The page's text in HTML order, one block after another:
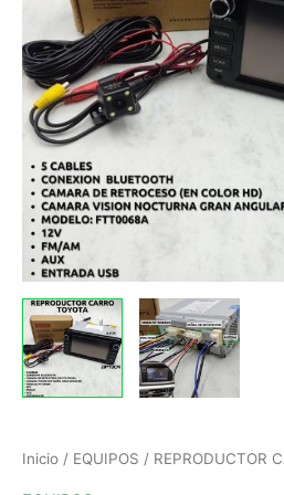
Inicio / EQUIPOS / REPRODUCTOR